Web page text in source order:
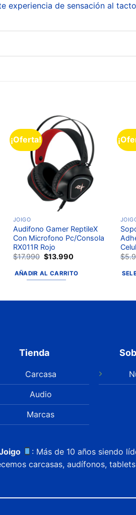
experiencia de sensación al
¡Oferta!
Añadir
a la
lista de
deseos
JOIGO
Audifono Gamer ReptileX
Con Microfono Pc/Consola
RX011R Rojo
$17.990 $13.990
AÑADIR AL CARRITO
$
Tienda
Carcasa
Audio
Marcas
: Más de 10 años siendo
carcasas, audífonos,